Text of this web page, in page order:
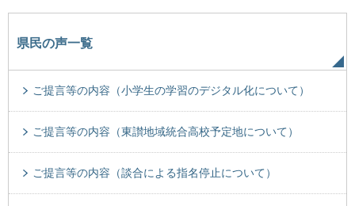
県民の声一覧
ご提言等の内容（小学生の学習のデジタル化について）
ご提言等の内容（東讃地域統合高校予定地について）
ご提言等の内容（談合による指名停止について）